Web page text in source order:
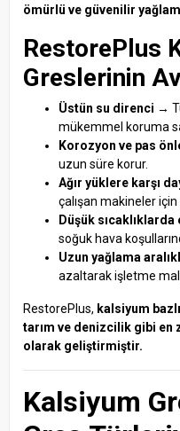
ömürlü ve güvenilir
RestorePlus
Greslerinin
Üstün su direnci →
mükemmel koruma
Korozyon ve pas
uzun süre korur.
Ağır yüklere karşı
çalışan makineler
Düşük
soğuk hava
Uzun yağlama
azaltarak işletme
RestorePlus, kalsiyum
tarım ve denizcilik gibi en
olarak geliştirmiştir.
Kalsiyum